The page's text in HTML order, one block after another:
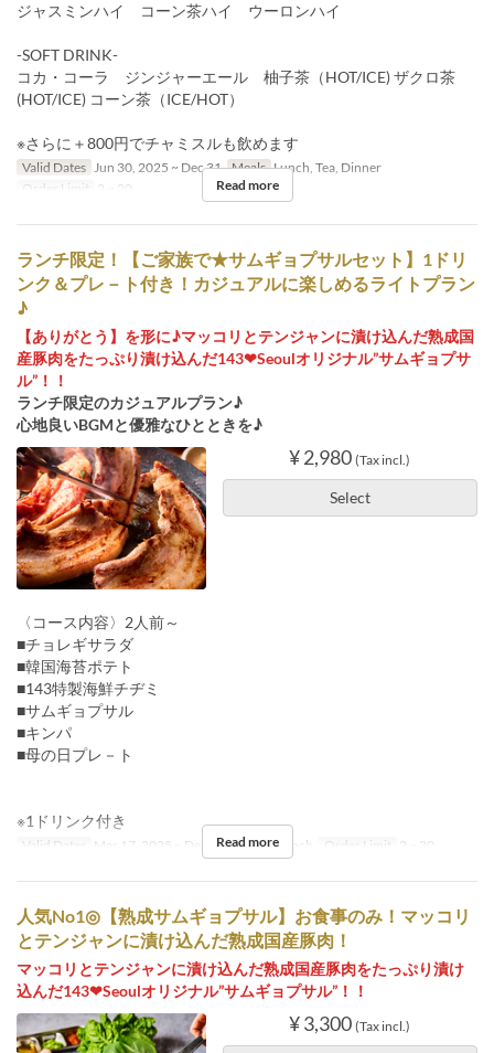
ジャスミンハイ コーン茶ハイ ウーロンハイ
-SOFT DRINK-
コカ・コーラ ジンジャーエール 柚子茶（HOT/ICE) ザクロ茶
(HOT/ICE) コーン茶（ICE/HOT）
※さらに＋800円でチャミスルも飲めます
Valid Dates Jun 30, 2025 ~ Dec 31 Meals Lunch, Tea, Dinner
Order Limit
2 ~ 20 Read more
ランチ限定！【ご家族で★サムギョプサルセット】1ドリ
ンク＆プレ－ト付き！カジュアルに楽しめるライトプラン
♪
【ありがとう】を形に♪マッコリとテンジャンに漬け込んだ熟成国
産豚肉をたっぷり漬け込んだ143❤Seoulオリジナル”サムギョプサ
ル”！！
ランチ限定のカジュアルプラン♪
心地良いBGMと優雅なひとときを♪
¥ 2,980 (Tax incl.)
Select
〈コース内容〉2人前～
■チョレギサラダ
■韓国海苔ポテト
■143特製海鮮チヂミ
■サムギョプサル
■キンパ
■母の日プレ－ト
※1ドリンク付き
Valid Dates Mar 17, 2025 ~ Dec 31 Meals Lunch Order Limit 2 ~ 20
Read more
人気No1◎【熟成サムギョプサル】お食事のみ！マッコリ
とテンジャンに漬け込んだ熟成国産豚肉！
マッコリとテンジャンに漬け込んだ熟成国産豚肉をたっぷり漬け
込んだ143❤Seoulオリジナル”サムギョプサル”！！
¥ 3,300 (Tax incl.)